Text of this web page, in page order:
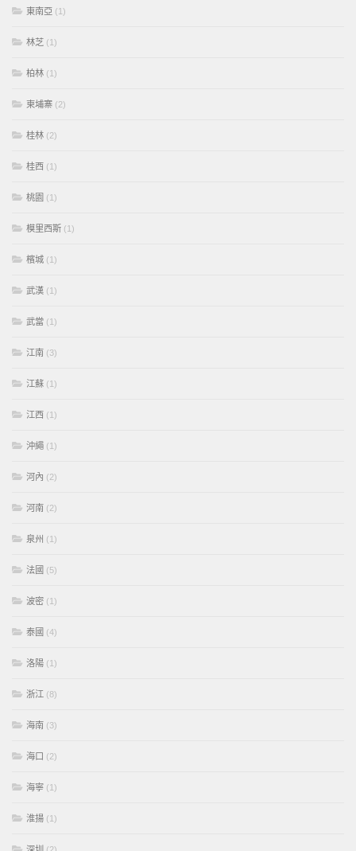
東南亞 (1)
林芝 (1)
柏林 (1)
柬埔寨 (2)
桂林 (2)
桂西 (1)
桃園 (1)
模里西斯 (1)
檳城 (1)
武漢 (1)
武當 (1)
江南 (3)
江蘇 (1)
江西 (1)
沖繩 (1)
河內 (2)
河南 (2)
泉州 (1)
法國 (5)
波密 (1)
泰國 (4)
洛陽 (1)
浙江 (8)
海南 (3)
海口 (2)
海寧 (1)
淮揚 (1)